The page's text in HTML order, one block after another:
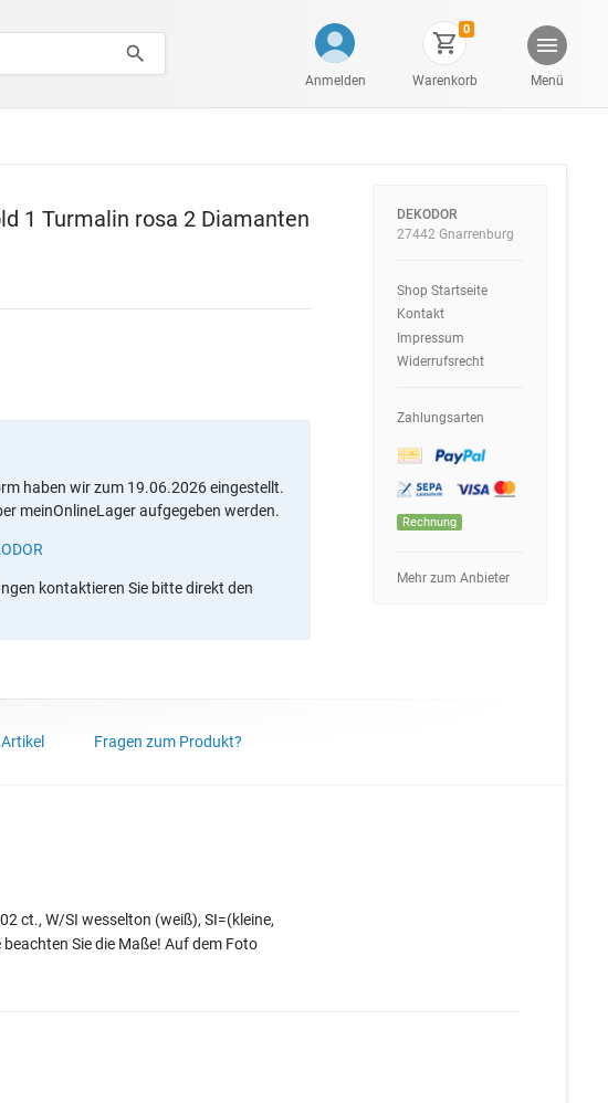
Anmelden
0
Warenkorb Menü
1 Turmalin rosa 2 Diamanten
haben wir zum 19.06.2026 eingestellt.
meinOnlineLager aufgegeben werden.
kontaktieren Sie bitte direkt den
DEKODOR
27442 Gnarrenburg
Shop Startseite
Kontakt
Impressum
Widerrufsrecht
Zahlungsarten
Rechnung
Mehr zum Anbieter
Fragen zum Produkt?
ct., W/SI wesselton (weiß), SI=(kleine,
Sie die Maße! Auf dem Foto